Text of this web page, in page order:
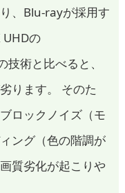
、Blu-rayが採用す
UHDの
技術と比べると、
ります。 そのた
ロックノイズ（モ
ング（色の階調が
質劣化が起こりや